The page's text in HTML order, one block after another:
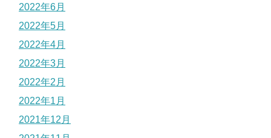
2022年6月
2022年5月
2022年4月
2022年3月
2022年2月
2022年1月
2021年12月